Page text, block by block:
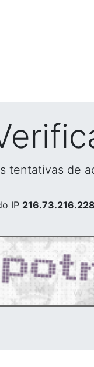
tentativas de
IP 216.73.216.228